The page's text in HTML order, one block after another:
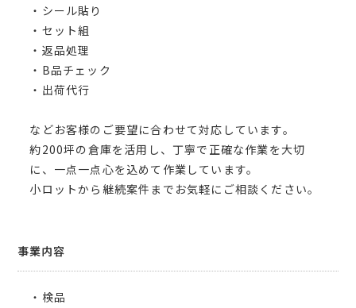
・シール貼り
・セット組
・返品処理
・B品チェック
・出荷代行
などお客様のご要望に合わせて対応しています。
約200坪の倉庫を活用し、丁寧で正確な作業を大切
に、一点一点心を込めて作業しています。
小ロットから継続案件までお気軽にご相談ください。
事業内容
・検品